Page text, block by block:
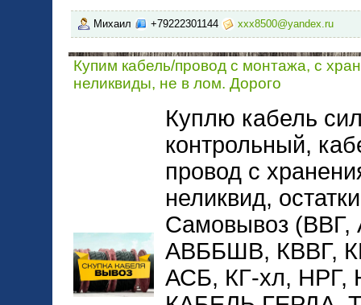
Михаил +79222301144 xxx8500@yandex.ru
Купим кабель/провод с монтажа, с
неликвиды, не в лом. Дорого
Куплю кабель
контрольный,
провод с
неликвид,
Самовывоз
АВББШВ, КВВГ,
АСБ, КГ-хл,